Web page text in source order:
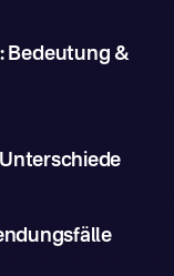
Bedeutung &